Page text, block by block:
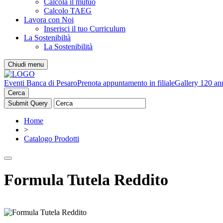
Calcola il mutuo
Calcolo TAEG
Lavora con Noi
Inserisci il tuo Curriculum
La Sostenibiltà
La Sostenibilità
Chiudi menu
Eventi Banca di PesaroPrenota appuntamento in filialeGallery 120
Cerca
Home
>
Catalogo Prodotti
Formula Tutela Reddito